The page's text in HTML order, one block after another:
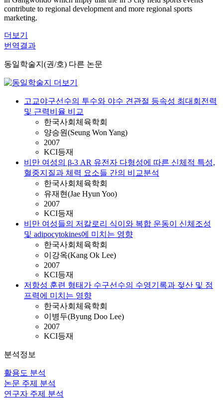
contribute to regional development and more regional sports
marketing.
더보기
번역결과
동일학술지(권/호) 다른 논문
고교야구선수의 투수와 야수 견관절 등속성 최대회전력
및 근력비율 비교
한국사회체육학회
양승원(Seung Won Yang)
2007
KCI등재
비만 여성의 β-3 AR 유전자 다형성에 따른 신체적 특성,
혈중지질과 체력 요소들 간의 비교분석
한국사회체육학회
유재현(Jae Hyun Yoo)
2007
KCI등재
비만 여성들의 저칼로리 식이와 복합 운동이 신체조성
및 adipocytokines에 미치는 영향
한국사회체육학회
이강옥(Kang Ok Lee)
2007
KCI등재
저항성 훈련 형태가 수구선수의 수영기록과 젖산 및 점
프력에 미치는 영향
한국사회체육학회
이병두(Byung Doo Lee)
2007
KCI등재
분석정보
활용도 분석
논문 주제 분석
연구자 주제 분석